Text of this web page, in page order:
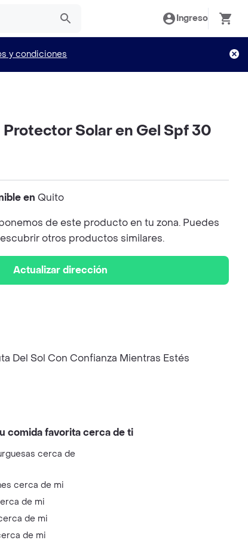
Ingreso
y condiciones
Solar en Gel Spf 30
en Quito
de este producto en tu zona. Puedes
otros productos similares.
Actualizar dirección
Del Sol Con Confianza Mientras Estés
comida favorita cerca de ti
cerca de
cerca de mi
de mi
de mi
de mi